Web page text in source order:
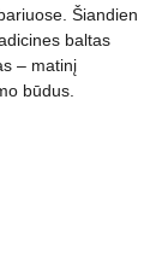
Šiandien
baltas
– matinį
būdus.